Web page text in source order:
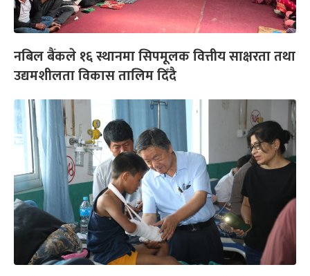
नबिल बैंकले १६ स्थानमा सिपमूलक वित्तीय साक्षरता तथा
उद्यमशीलता विकास तालिम दिँदै